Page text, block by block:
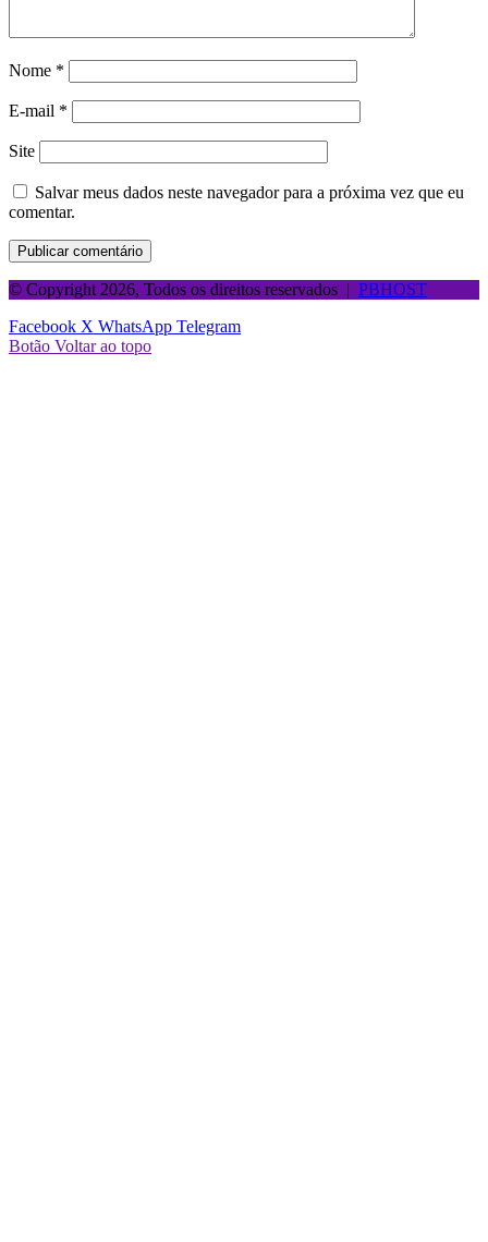
Nome *
E-mail *
Site
Salvar meus dados neste navegador para a próxima vez que eu
comentar.
© Copyright 2026, Todos os direitos reservados | PBHOST
Facebook X WhatsApp Telegram
Botão Voltar ao topo